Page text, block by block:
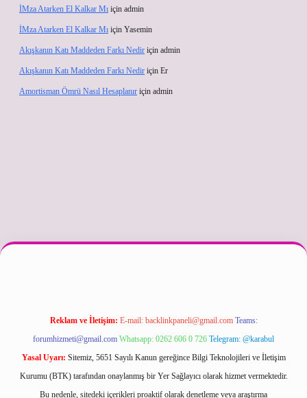
İMza Atarken El Kalkar Mı için admin
İMza Atarken El Kalkar Mı için Yasemin
Akışkanın Katı Maddeden Farkı Nedir için admin
Akışkanın Katı Maddeden Farkı Nedir için Er
Amortisman Ömrü Nasıl Hesaplanır için admin
güncel
Reklam ve İletişim: E-mail: backlinkpaneli@gmail.com Teams:
forumhizmeti@gmail.com Whatsapp: 0262 606 0 726 Telegram: @karabul
Yasal Uyarı: Sitemiz, 5651 Sayılı Kanun gereğince Bilgi Teknolojileri ve İletişim
Kurumu (BTK) tarafından onaylanmış bir Yer Sağlayıcı olarak hizmet vermektedir.
Bu nedenle, sitedeki içerikleri proaktif olarak denetleme veya araştırma